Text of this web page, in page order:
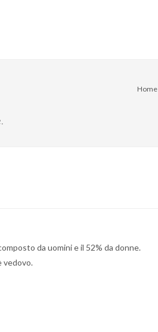
Home
da uomini e il 52% da donne.
vedovo.